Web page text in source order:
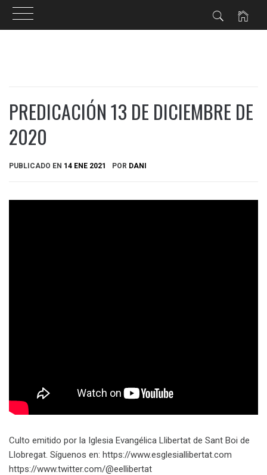
PREDICACIÓN 13 DE DICIEMBRE DE
2020
PUBLICADO EN 14 ENE 2021 POR DANI
Culto emitido por la Iglesia Evangélica Llibertat de Sant Boi de
Llobregat. Síguenos en: https://www.esglesiallibertat.com
https://www.twitter.com/@eellibertat